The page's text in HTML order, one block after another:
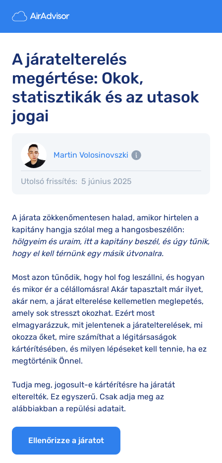
A járatelterelés
megértése: Okok,
statisztikák és az utasok
jogai
Martin Volosinovszki
Utolsó frissítés: 5 június 2025
A járata zökkenőmentesen halad, amikor hirtelen a
kapitány hangja szólal meg a hangosbeszélőn:
hölgyeim és uraim, itt a kapitány beszél, és úgy tűnik,
hogy el kell térnünk egy másik útvonalra.
Most azon tűnődik, hogy hol fog leszállni, és hogyan
és mikor ér a célállomásra! Akár tapasztalt már ilyet,
akár nem, a járat elterelése kellemetlen meglepetés,
amely sok stresszt okozhat. Ezért most
elmagyarázzuk, mit jelentenek a járatelterelések, mi
okozza őket, mire számíthat a légitársaságok
kártérítésében, és milyen lépéseket kell tennie, ha ez
megtörténik Önnel.
Tudja meg, jogosult-e kártérítésre ha járatát
elterelték. Ez egyszerű. Csak adja meg az
alábbiakban a repülési adatait.
Ellenőrizze a járatot